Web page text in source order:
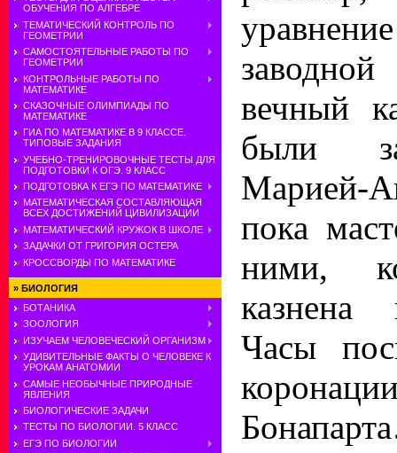
ОБУЧЕНИЯ ПО АЛГЕБРЕ
ТЕМАТИЧЕСКИЙ КОНТРОЛЬ ПО
ГЕОМЕТРИИ
САМОСТОЯТЕЛЬНЫЕ РАБОТЫ ПО
ГЕОМЕТРИИ
КОНТРОЛЬНЫЕ РАБОТЫ ПО
МАТЕМАТИКЕ
СКАЗОЧНЫЕ ОЛИМПИАДЫ ПО
МАТЕМАТИКЕ
ГИА ПО МАТЕМАТИКЕ В 9 КЛАССЕ.
ТИПОВЫЕ ЗАДАНИЯ
УЧЕБНО-ТРЕНИРОВОЧНЫЕ ТЕСТЫ ДЛЯ
ПОДГОТОВКИ К ОГЭ. 9 КЛАСС
ПОДГОТОВКА К ЕГЭ ПО МАТЕМАТИКЕ
МАТЕМАТИЧЕСКАЯ СОСТАВЛЯЮЩАЯ
ВСЕХ ДОСТИЖЕНИЙ ЦИВИЛИЗАЦИИ
МАТЕМАТИЧЕСКИЙ КРУЖОК В ШКОЛЕ
ЗАДАЧКИ ОТ ГРИГОРИЯ ОСТЕРА
КРОССВОРДЫ ПО МАТЕМАТИКЕ
» БИОЛОГИЯ
БОТАНИКА
ЗООЛОГИЯ
ИЗУЧАЕМ ЧЕЛОВЕЧЕСКИЙ ОРГАНИЗМ
УДИВИТЕЛЬНЫЕ ФАКТЫ О ЧЕЛОВЕКЕ К
УРОКАМ АНАТОМИИ
САМЫЕ НЕОБЫЧНЫЕ ПРИРОДНЫЕ
ЯВЛЕНИЯ
БИОЛОГИЧЕСКИЕ ЗАДАЧИ
ТЕСТЫ ПО БИОЛОГИИ. 5 КЛАСС
ЕГЭ ПО БИОЛОГИИ
вечный
были
Марией-
пока
ними,
казнена
Часы